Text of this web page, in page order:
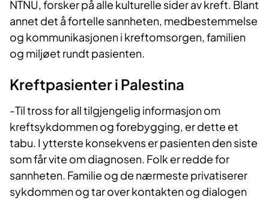
NTNU, forsker på alle kulturelle sider av kreft. Blant
annet det å fortelle sannheten, medbestemmelse
og kommunikasjonen i kreftomsorgen, familien
og miljøet rundt pasienten.
Kreftpasienter i Palestina
-Til tross for all tilgjengelig informasjon om
kreftsykdommen og forebygging, er dette et
tabu. I ytterste konsekvens er pasienten den siste
som får vite om diagnosen. Folk er redde for
sannheten. Familie og de nærmeste privatiserer
sykdommen og tar over kontakten og dialogen